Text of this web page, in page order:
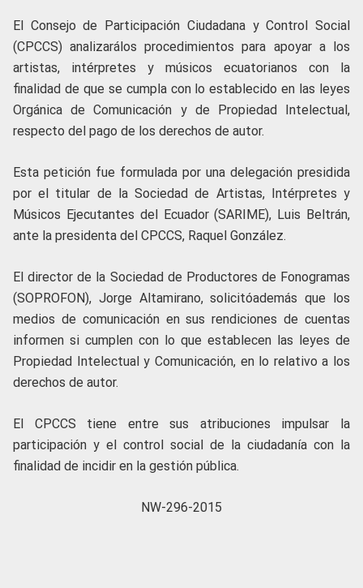
El Consejo de Participación Ciudadana y Control Social
(CPCCS) analizarálos procedimientos para apoyar a los
artistas, intérpretes y músicos ecuatorianos con la
finalidad de que se cumpla con lo establecido en las leyes
Orgánica de Comunicación y de Propiedad Intelectual,
respecto del pago de los derechos de autor.
Esta petición fue formulada por una delegación presidida
por el titular de la Sociedad de Artistas, Intérpretes y
Músicos Ejecutantes del Ecuador (SARIME), Luis Beltrán,
ante la presidenta del CPCCS, Raquel González.
El director de la Sociedad de Productores de Fonogramas
(SOPROFON), Jorge Altamirano, solicitóademás que los
medios de comunicación en sus rendiciones de cuentas
informen si cumplen con lo que establecen las leyes de
Propiedad Intelectual y Comunicación, en lo relativo a los
derechos de autor.
El CPCCS tiene entre sus atribuciones impulsar la
participación y el control social de la ciudadanía con la
finalidad de incidir en la gestión pública.
NW-296-2015